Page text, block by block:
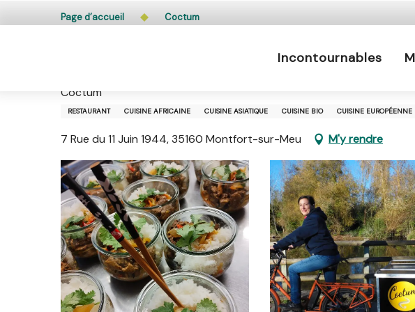
au
L’accès du public aux bois, massifs forestiers et landes est interdit
Incontournables
Page d’accueil Coctum
Coctum
RESTAURANT CUISINE AFRICAINE CUISINE ASIATIQUE CUISINE BIO CUISINE EUROPÉENNE
7 Rue du 11 Juin 1944, 35160 Montfort-sur-Meu M'y rendre